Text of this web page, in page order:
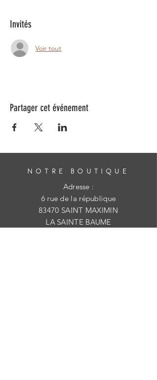
Invités
Voir tout
Partager cet événement
NOTRE BOUTIQUE
Adresse :
6 rue de la république
83470 SAINT MAXIMIN
LA SAINTE BAUME